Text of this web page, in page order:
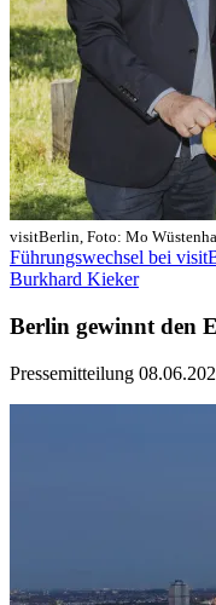
visitBerlin, Foto: Mo
Führungswechsel bei
Burkhard Kieker
Berlin gewinnt den
Pressemitteilung